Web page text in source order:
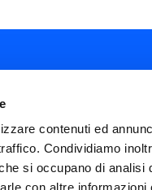
contenuti ed
Condividiamo
si occupano di analisi